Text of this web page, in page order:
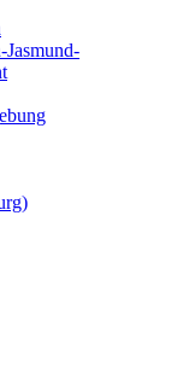
Jasmund-